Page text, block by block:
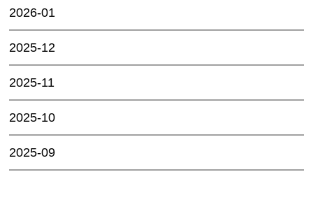
2026-01
2025-12
2025-11
2025-10
2025-09